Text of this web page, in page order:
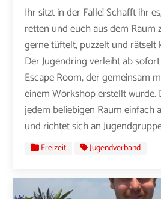
Ihr sitzt in der Falle! Schafft ihr
retten und euch aus dem Raum
gerne tüftelt, puzzelt und rätselt
Der Jugendring verleiht ab
Escape Room, der gemeinsam
einem Workshop erstellt wurde.
jedem beliebigen Raum einfach
und richtet sich an
Freizeit Jugendverband